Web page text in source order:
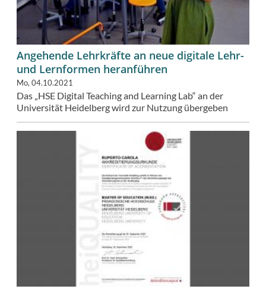
Angehende Lehrkräfte an neue digitale Lehr-
und Lernformen heranführen
Mo, 04.10.2021
Das „HSE Digital Teaching and Learning Lab“ an der
Universität Heidelberg wird zur Nutzung übergeben